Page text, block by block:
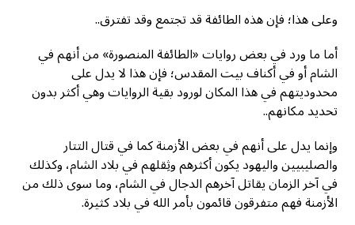
وعلى هذا؛ فإن هذه الطائفة قد تجتمع وقد تفترق..
أما ما ورد في بعض روايات «الطائفة المنصورة» من أنهم في
الشام أو في أكناف بيت المقدس؛ فإن هذا لا يدل على
محدوديتهم في هذا المكان لورود بقية الروايات وهي أكثر بدون
تحديد مكانهم..
وإنما يدل على أنهم في بعض الأزمنة كما في قتال التتار
والصليبيين واليهود يكون أكثرهم وثِقلهم في بلاد الشام، وكذلك
في آخر الزمان يقاتل آخرهم الدجال في الشام، وما سوى ذلك من
الأزمنة فهم متفرقون قائمون بأمر الله في بلاد كثيرة.